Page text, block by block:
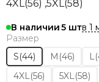
4XL(56) ,5XL(58)
В наличии5
в 1
Размер
S(44)
M(46)
4XL(56)
5XL(58)